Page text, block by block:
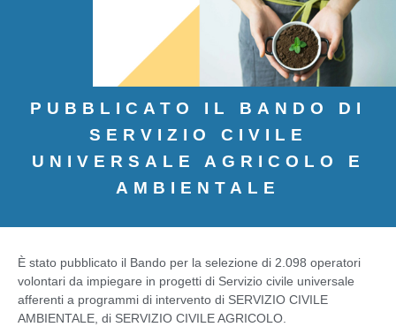
PUBBLICATO IL BANDO DI
SERVIZIO CIVILE
UNIVERSALE AGRICOLO E
AMBIENTALE
È stato pubblicato il Bando per la selezione di 2.098 operatori
volontari da impiegare in progetti di Servizio civile universale
afferenti a programmi di intervento di SERVIZIO CIVILE
AMBIENTALE, di SERVIZIO CIVILE AGRICOLO.